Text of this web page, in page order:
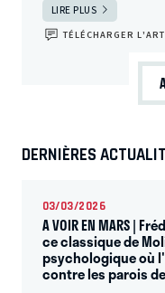
LIRE PLUS
TÉLÉCHARGER
DERNIÈRES
03/03/2026
A VOIR EN MARS |
ce classique de
psychologique où
contre les parois